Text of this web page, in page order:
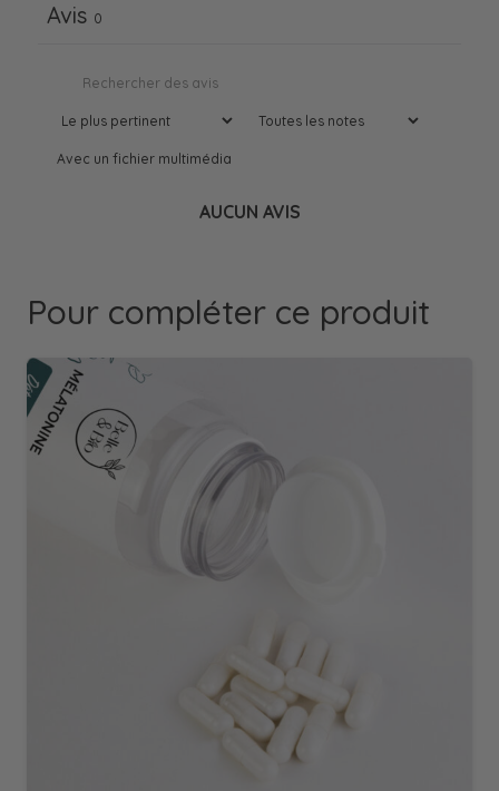
Avis 0
Avec un fichier multimédia
AUCUN AVIS
Pour compléter ce produit